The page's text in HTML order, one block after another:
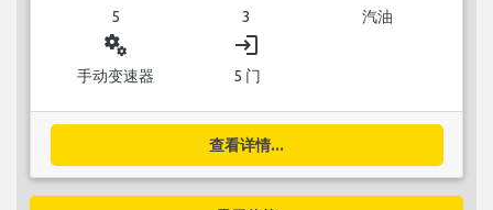
5 3 汽油
miscellaneous_services
手动变速器
login
5 门
查看详情...